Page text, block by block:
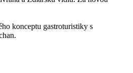
konceptu gastroturistiky s